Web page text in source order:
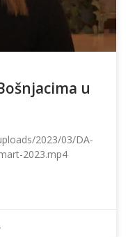
u
2023/03/DA-
2023.mp4